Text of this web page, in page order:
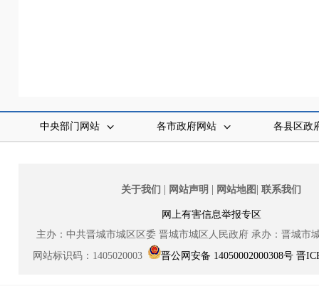
中央部门网站 各市政府网站 各县区政
关于我们 | 网站声明 | 网站地图 | 联系我们
网上有害信息举报专区
主办：中共晋城市城区区委 晋城市城区人民政府 承办：晋城市
网站标识码：1405020003
晋公网安备 14050002000308号 晋